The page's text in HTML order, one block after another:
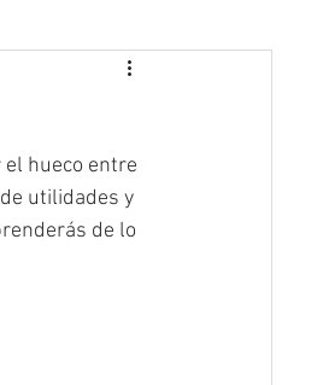
el hueco entre
utilidades y
de lo